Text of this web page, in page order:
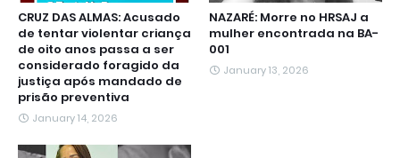
CRUZ DAS ALMAS: Acusado
de tentar violentar criança
de oito anos passa a ser
considerado foragido da
justiça após mandado de
prisão preventiva
January 14, 2026
NAZARÉ: Morre no HRSAJ a
mulher encontrada na BA-
001
January 13, 2026